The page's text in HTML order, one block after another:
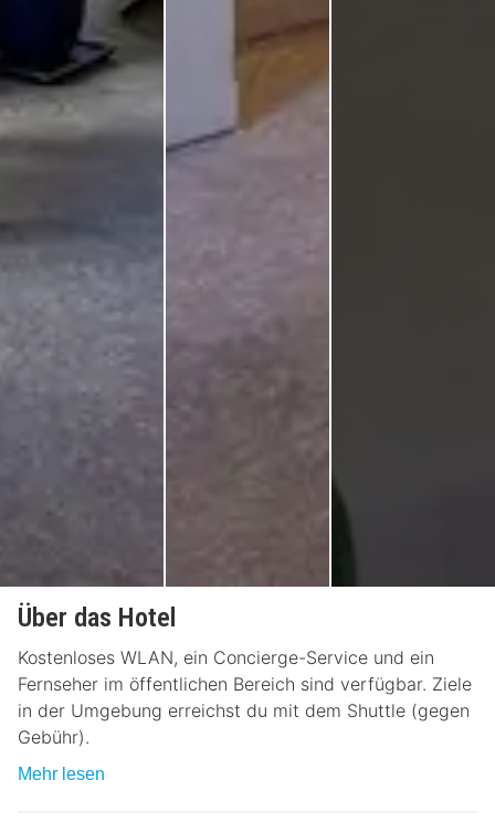
Über das Hotel
Kostenloses WLAN, ein Concierge-Service und ein
Fernseher im öffentlichen Bereich sind verfügbar. Ziele
in der Umgebung erreichst du mit dem Shuttle (gegen
Gebühr).
Mehr lesen